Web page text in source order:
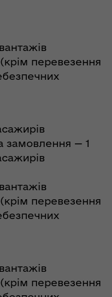
перевезення
замовлення — 1
перевезення
перевезення